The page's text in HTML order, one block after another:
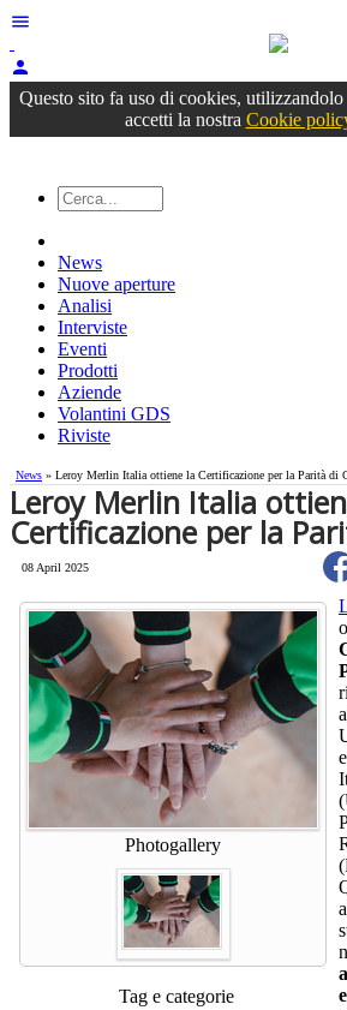
menu
person
Questo sito fa uso di cookies, utilizzandolo
accetti la nostra Cookie
News
Nuove aperture
Analisi
Interviste
Eventi
Prodotti
Aziende
Volantini GDS
Riviste
News » Leroy Merlin Italia ottiene la Certificazione per la Parità di
Leroy Merlin Italia
Certificazione per la
08 April 2025
Photogallery
Tag e categorie